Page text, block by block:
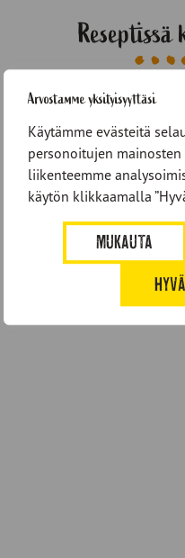
Arvostamme yksityisyyttäsi
Käytämme evästeitä
personoitujen
liikenteemme
käytön klikkaamalla
MUKAUTA